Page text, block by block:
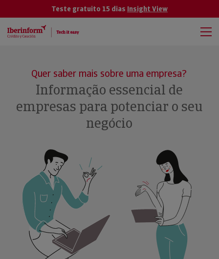
Teste gratuito 15 dias Insight View
Quer saber mais sobre uma empresa?
Informação essencial de
empresas para potenciar o seu
negócio